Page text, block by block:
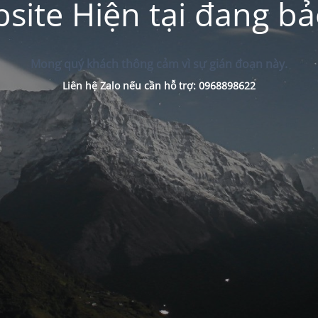
Hiện tại đang
Mong quý khách thông cảm vì sự gián đoạn này.
Liên hệ Zalo nếu cần hỗ trợ: 0968898622